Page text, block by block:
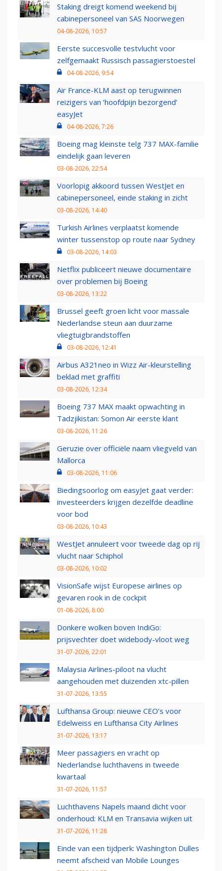
Staking dreigt komend weekend bij
cabinepersoneel van SAS Noorwegen
04-08-2026, 10:57
Eerste succesvolle testvlucht voor
zelfgemaakt Russisch passagierstoestel
04-08-2026, 9:54
Air France-KLM aast op terugwinnen
reizigers van ‘hoofdpijn bezorgend’
easyJet
04-08-2026, 7:26
Boeing mag kleinste telg 737 MAX-familie
eindelijk gaan leveren
03-08-2026, 22:54
Voorlopig akkoord tussen WestJet en
cabinepersoneel, einde staking in zicht
03-08-2026, 14:40
Turkish Airlines verplaatst komende
winter tussenstop op route naar Sydney
03-08-2026, 14:03
Netflix publiceert nieuwe documentaire
over problemen bij Boeing
03-08-2026, 13:22
Brussel geeft groen licht voor massale
Nederlandse steun aan duurzame
vliegtuigbrandstoffen
03-08-2026, 12:41
Airbus A321neo in Wizz Air-kleurstelling
beklad met graffiti
03-08-2026, 12:34
Boeing 737 MAX maakt opwachting in
Tadzjikistan: Somon Air eerste klant
03-08-2026, 11:26
Geruzie over officiële naam vliegveld van
Mallorca
03-08-2026, 11:06
Biedingsoorlog om easyJet gaat verder:
investeerders krijgen dezelfde deadline
voor bod
03-08-2026, 10:43
WestJet annuleert voor tweede dag op rij
vlucht naar Schiphol
03-08-2026, 10:02
VisionSafe wijst Europese airlines op
gevaren rook in de cockpit
01-08-2026, 8:00
Donkere wolken boven IndiGo:
prijsvechter doet widebody-vloot weg
31-07-2026, 22:01
Malaysia Airlines-piloot na vlucht
aangehouden met duizenden xtc-pillen
31-07-2026, 13:55
Lufthansa Group: nieuwe CEO’s voor
Edelweiss en Lufthansa City Airlines
31-07-2026, 13:17
Meer passagiers en vracht op
Nederlandse luchthavens in tweede
kwartaal
31-07-2026, 11:57
Luchthavens Napels maand dicht voor
onderhoud: KLM en Transavia wijken uit
31-07-2026, 11:28
Einde van een tijdperk: Washington Dulles
neemt afscheid van Mobile Lounges